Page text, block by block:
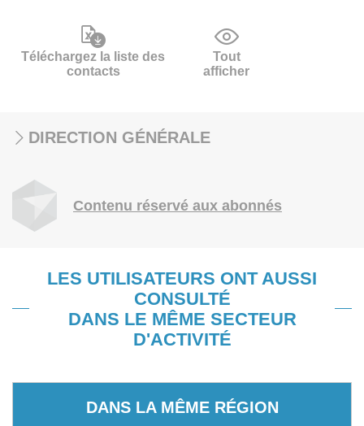
Téléchargez la liste des
contacts
Tout
afficher
DIRECTION GÉNÉRALE
Contenu réservé aux abonnés
LES UTILISATEURS ONT AUSSI
CONSULTÉ
DANS LE MÊME SECTEUR
D'ACTIVITÉ
DANS LA MÊME RÉGION